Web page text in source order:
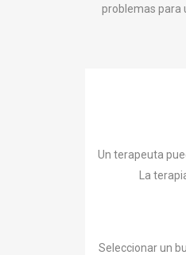
problemas para
Un terapeuta
La
Seleccionar un